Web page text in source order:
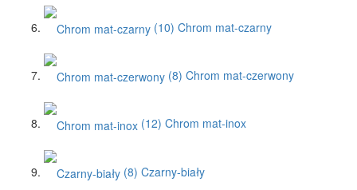
(10) Chrom mat-czarny
(8) Chrom mat-czerwony
(12) Chrom mat-inox
(8) Czarny-biały